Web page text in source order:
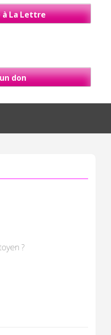
à La Lettre
don
?